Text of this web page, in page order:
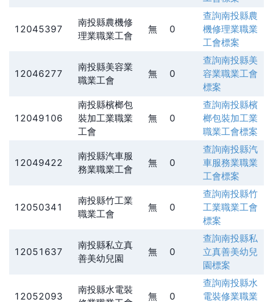
12045397
南投縣農機修
理業職業工會
無 0
查詢南投縣農
機修理業職業
工會標案
12046277
南投縣美容業
職業工會
無 0
查詢南投縣美
容業職業工會
標案
12049106
南投縣檳榔包
裝加工業職業
工會
無 0
查詢南投縣檳
榔包裝加工業
職業工會標案
12049422
南投縣汽車服
務業職業工會
無 0
查詢南投縣汽
車服務業職業
工會標案
12050341
南投縣竹工業
職業工會
無 0
查詢南投縣竹
工業職業工會
標案
12051637
南投縣私立真
善美幼兒園
無 0
查詢南投縣私
立真善美幼兒
園標案
12052093
南投縣水電裝
無 0
查詢南投縣水
電裝修業職業